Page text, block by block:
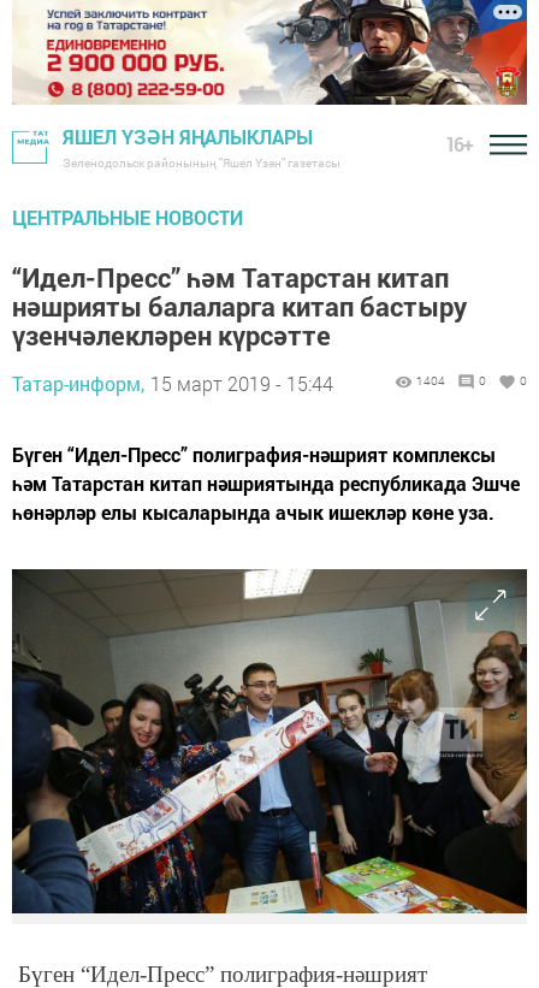
ЯШЕЛ ҮЗӘН ЯҢАЛЫКЛАРЫ
Зеленодольск районының "Яшел Үзән" газетасы
16+
ЦЕНТРАЛЬНЫЕ НОВОСТИ
“Идел-Пресс” һәм Татарстан китап
нәшрияты балаларга китап бастыру
үзенчәлекләрен күрсәтте
Татар-информ, 15 март 2019 - 15:44 1404 0 0
Бүген “Идел-Пресс” полиграфия-нәшрият комплексы
һәм Татарстан китап нәшриятында республикада Эшче
һөнәрләр елы кысаларында ачык ишекләр көне уза.
Бүген “Идел-Пресс” полиграфия-нәшрият